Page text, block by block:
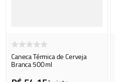
Caneca Térmica de Cerveja
Branca 500 ml